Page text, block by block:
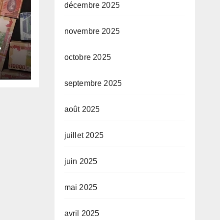
décembre 2025
novembre 2025
octobre 2025
septembre 2025
août 2025
juillet 2025
juin 2025
mai 2025
avril 2025